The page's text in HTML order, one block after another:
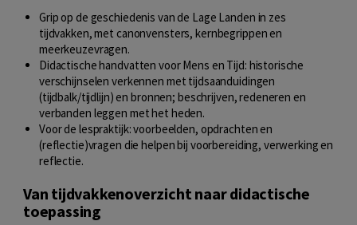
Grip op de geschiedenis van de Lage Landen in zes
tijdvakken, met canonvensters, kernbegrippen en
meerkeuzevragen.
Didactische handvatten voor Mens en Tijd: historische
verschijnselen verkennen met tijdsaanduidingen
(tijdbalk/tijdlijn) en bronnen; beschrijven, redeneren en
verbanden leggen met het heden.
Voor de lespraktijk: voorbeelden, opdrachten en
(reflectie)vragen die helpen bij voorbereiding, verwerking en
reflectie.
Van tijdvakkenoverzicht naar didactische
toepassing